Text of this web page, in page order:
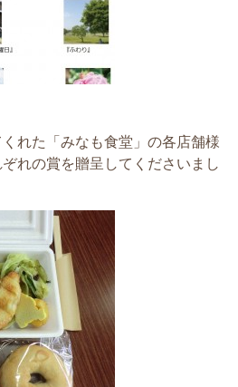
れた「みなも食堂」の各店舗様
れの賞を贈呈してくださいまし